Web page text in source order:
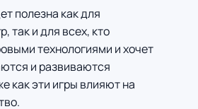
полезна как для
так и для всех, кто
технологиями и хочет
и развиваются
как эти игры влияют на